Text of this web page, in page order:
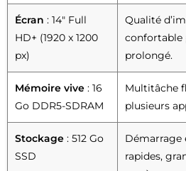
Écran : 14″ Full
HD+ (1920 x 1200
px)
Qualité
confortable
prolongé.
Mémoire vive : 16
Go DDR5-SDRAM
Multitâche
plusieurs
Stockage : 512 Go
SSD
Démarrage
rapides,